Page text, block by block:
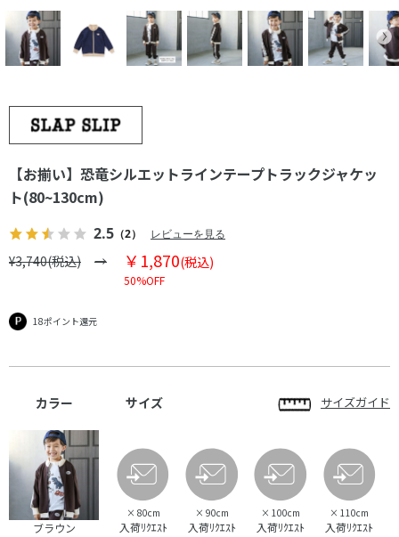
【お揃い】恐竜シルエットラインテープトラックジャケッ
ト(80~130cm)
2.5 （2） レビューを見る
¥3,740(税込) ￥1,870(税込)
50%OFF
18ポイント還元
カラー サイズ サイズガイド
ブラウン
× 80cm
入荷ﾘｸｴｽﾄ
× 90cm
入荷ﾘｸｴｽﾄ
× 100cm
入荷ﾘｸｴｽﾄ
× 110cm
入荷ﾘｸｴｽﾄ